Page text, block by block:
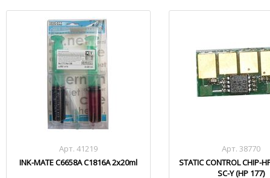
Арт. 41219
INK-MATE C6658A C1816A 2x20ml
Арт. 38770
STATIC CONTROL CHIP-
SC-Y (HP 177)